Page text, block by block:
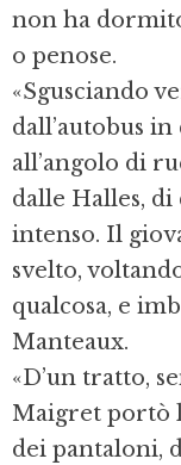
non ha
o penose.
«Sgusciando
dall’autobus
all’angolo di
dalle Halles, di
intenso. Il
svelto,
qualcosa, e
Manteaux.
«D’un tratto,
Maigret portò
dei pantaloni,